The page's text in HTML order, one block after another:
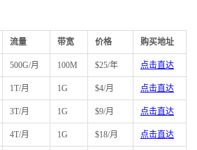
流量 带宽 价格 购买地址
500G/月 100M $25/年 点击直达
1T/月 1G $4/月 点击直达
3T/月 1G $9/月 点击直达
4T/月 1G $18/月 点击直达